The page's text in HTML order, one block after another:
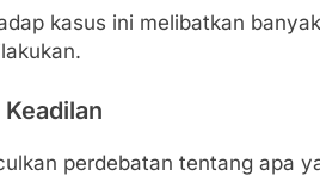
kasus ini melibatkan
perdebatan tentang apa